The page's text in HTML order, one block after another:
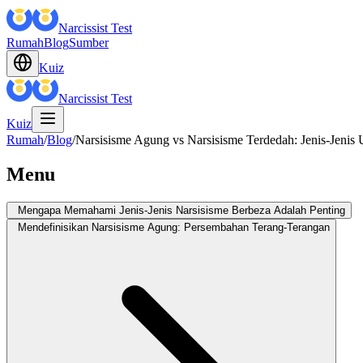
Narcissist Test
RumahBlogSumber
Kuiz
Narcissist Test
Kuiz
Rumah/Blog/Narsisisme Agung vs Narsisisme Terdedah: Jenis-Jenis
Menu
Mengapa Memahami Jenis-Jenis Narsisisme Berbeza Adalah Penting
Mendefinisikan Narsisisme Agung: Persembahan Terang-Terangan